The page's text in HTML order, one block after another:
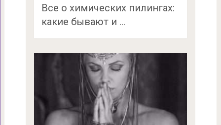
Все о химических пилингах:
какие бывают и …